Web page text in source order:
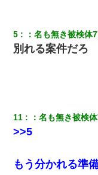
昨日37歳のおばさん
嫁に不倫されたから
5 ：名も無き被検体
別れる案件だろ
11 ：名も無き被検
>>5
もう分かれる準